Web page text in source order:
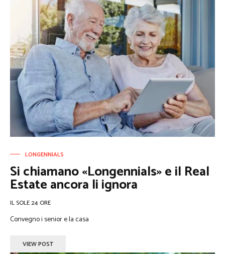
LONGENNIALS
Si chiamano «Longennials» e il Real
Estate ancora li ignora
IL SOLE 24 ORE
Convegno i senior e la casa
VIEW POST